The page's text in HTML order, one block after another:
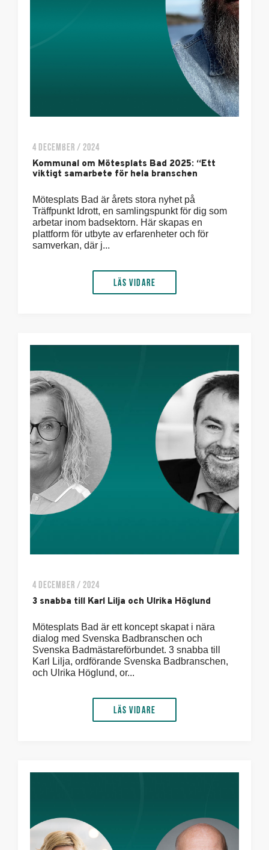
4 DECEMBER / 2024
Kommunal om Mötesplats Bad 2025: “Ett
viktigt samarbete för hela branschen
Mötesplats Bad är årets stora nyhet på
Träffpunkt Idrott, en samlingspunkt för dig som
arbetar inom badsektorn. Här skapas en
plattform för utbyte av erfarenheter och för
samverkan, där j...
Läs vidare
4 DECEMBER / 2024
3 snabba till Karl Lilja och Ulrika Höglund
Mötesplats Bad är ett koncept skapat i nära
dialog med Svenska Badbranschen och
Svenska Badmästareförbundet. 3 snabba till
Karl Lilja, ordförande Svenska Badbranschen,
och Ulrika Höglund, or...
Läs vidare